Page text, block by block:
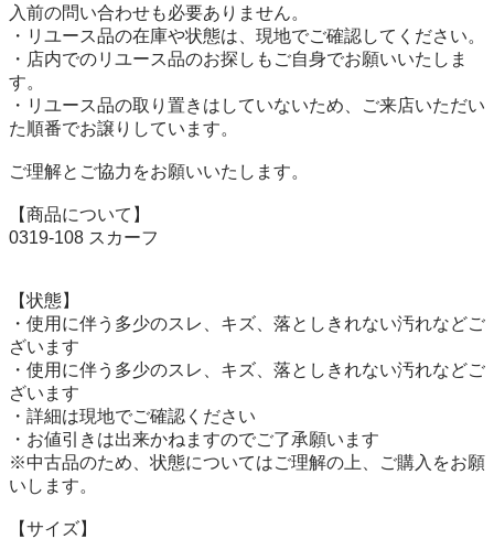
入前の問い合わせも必要ありません。
・リユース品の在庫や状態は、現地でご確認してください。
・店内でのリユース品のお探しもご自身でお願いいたしま
す。
・リユース品の取り置きはしていないため、ご来店いただい
た順番でお譲りしています。
ご理解とご協力をお願いいたします。
【商品について】
0319-108 スカーフ
【状態】
・使用に伴う多少のスレ、キズ、落としきれない汚れなどご
ざいます
・使用に伴う多少のスレ、キズ、落としきれない汚れなどご
ざいます
・詳細は現地でご確認ください
・お値引きは出来かねますのでご了承願います
※中古品のため、状態についてはご理解の上、ご購入をお願
いします。
【サイズ】